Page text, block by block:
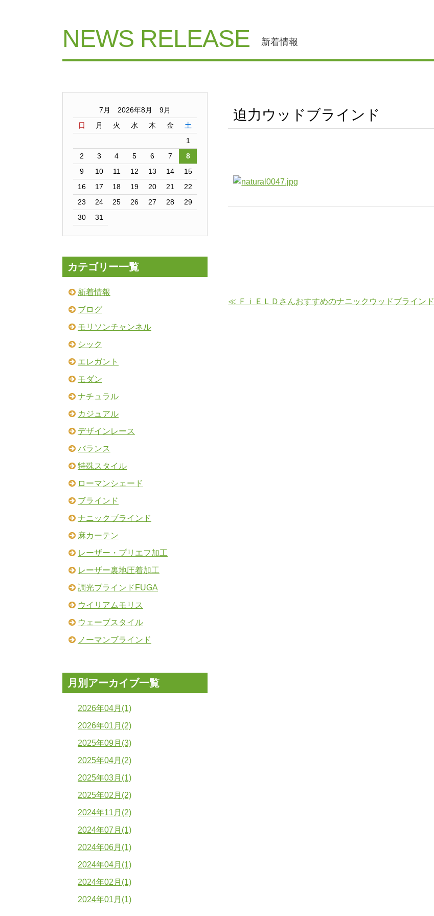
NEWS RELEASE 新着情報
迫力ウッドブラインド
≪ ＦｉＥＬＤさんおすすめのナニックウッドブラインド
7月 2026年8月 9月
日
月 火 水 木 金
土
1
2
3 4 5 6 7
8
9
10 11 12 13 14
15
16
17 18 19 20 21
22
23
24 25 26 27 28
29
30
31
カテゴリー一覧
新着情報
ブログ
モリソンチャンネル
シック
エレガント
モダン
ナチュラル
カジュアル
デザインレース
バランス
特殊スタイル
ローマンシェード
ブラインド
ナニックブラインド
麻カーテン
レーザー・プリエフ加工
レーザー裏地圧着加工
調光ブラインドFUGA
ウイリアムモリス
ウェーブスタイル
ノーマンブラインド
月別アーカイブ一覧
2026年04月(1)
2026年01月(2)
2025年09月(3)
2025年04月(2)
2025年03月(1)
2025年02月(2)
2024年11月(2)
2024年07月(1)
2024年06月(1)
2024年04月(1)
2024年02月(1)
2024年01月(1)